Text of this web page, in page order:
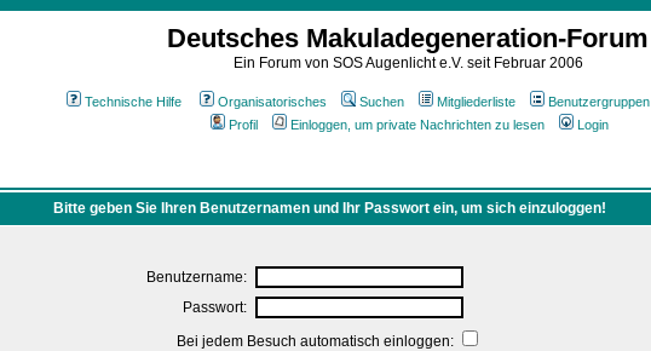
Deutsches Makuladegeneration-Forum
Ein Forum von SOS Augenlicht e.V. seit Februar 2006
Technische Hilfe Organisatorisches Suchen Mitgliederliste Benutzergruppen
Profil
Einloggen, um private Nachrichten zu lesen Login
Bitte geben Sie Ihren Benutzernamen und Ihr Passwort ein, um sich einzuloggen!
Benutzername:
Passwort:
Bei jedem Besuch automatisch einloggen: